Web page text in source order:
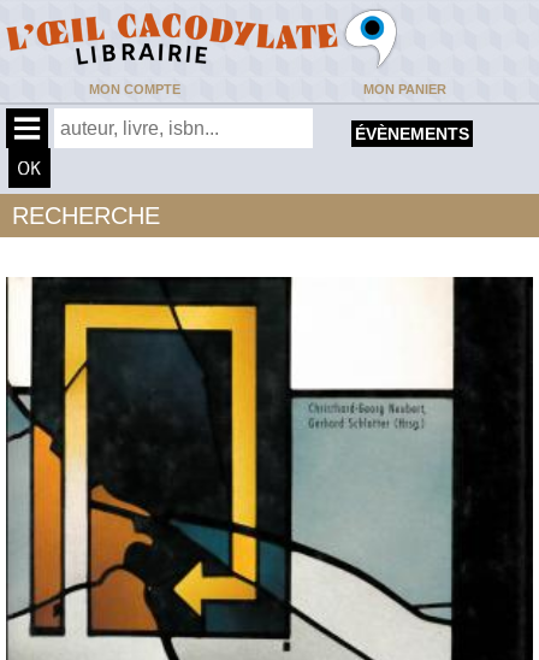
MON COMPTE MON PANIER
ÉVÈNEMENTS
RECHERCHE